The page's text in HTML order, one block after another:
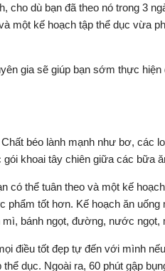
cho dù bạn đã theo nó trong 3
một kế hoạch tập thể dục vừa
gia sẽ giúp bạn sớm thực
béo lành mạnh như bơ, các
khoai tây chiên giữa các bữa
có thể tuân theo và một kế
tốt hơn. Kế hoạch ăn uống
bánh ngọt, đường, nước ngọt,
điều tốt đẹp tự đến với mình
dục. Ngoài ra, 60 phút gập